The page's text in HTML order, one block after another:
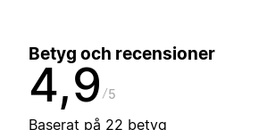
Betyg och recensioner
4,9 5
Baserat på 22 betyg